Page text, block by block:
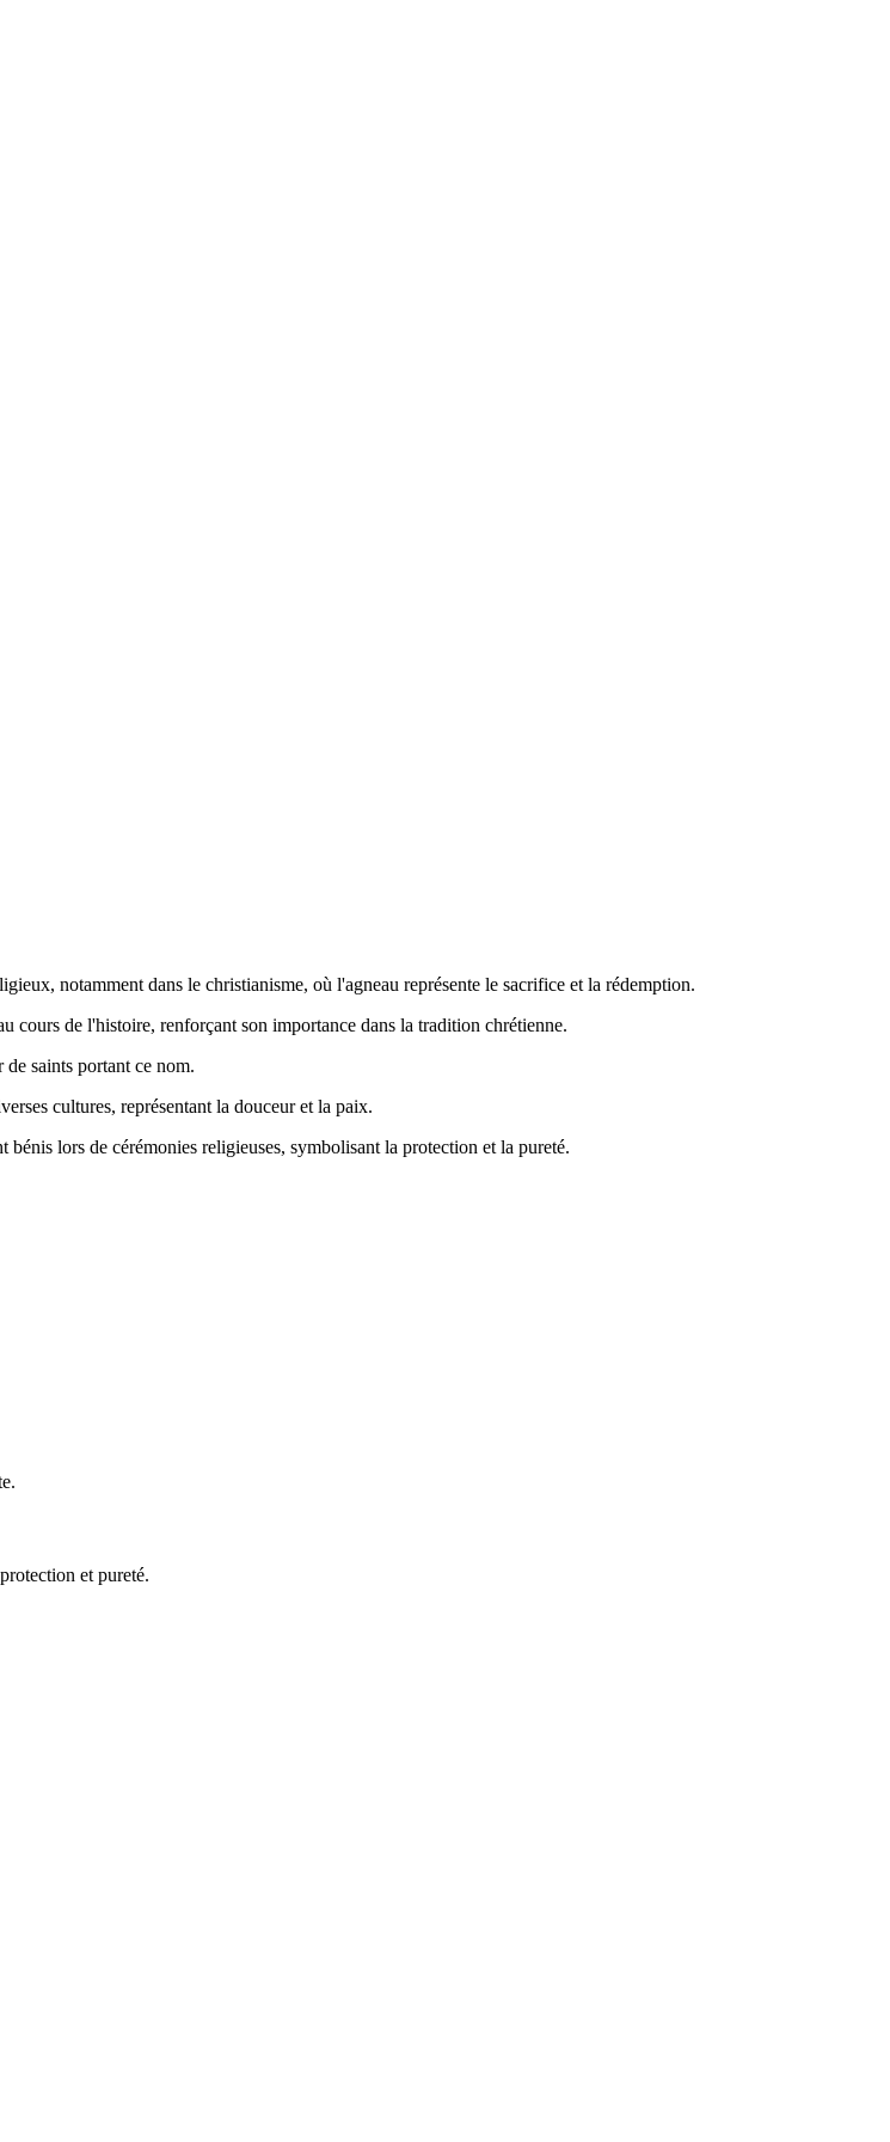
notamment dans le christianisme, où l'agneau représente le sacrifice et la rédemption.
cours de l'histoire, renforçant son importance dans la tradition chrétienne.
saints portant ce nom.
cultures, représentant la douceur et la paix.
lors de cérémonies religieuses, symbolisant la protection et la pureté.
et pureté.